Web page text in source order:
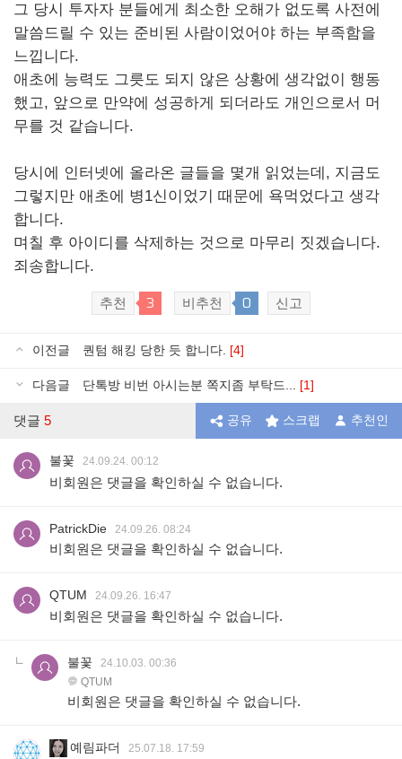
그 당시 투자자 분들에게 최소한 오해가 없도록 사전에
말씀드릴 수 있는 준비된 사람이었어야 하는 부족함을
느낍니다.
애초에 능력도 그릇도 되지 않은 상황에 생각없이 행동
했고, 앞으로 만약에 성공하게 되더라도 개인으로서 머
무를 것 같습니다.
당시에 인터넷에 올라온 글들을 몇개 읽었는데, 지금도
그렇지만 애초에 병1신이었기 때문에 욕먹었다고 생각
합니다.
며칠 후 아이디를 삭제하는 것으로 마무리 짓겠습니다.
죄송합니다.
추천 3 비추천 0 신고
이전글 퀀텀 해킹 당한 듯 합니다. [4]
다음글 단톡방 비번 아시는분 쪽지좀 부탁드... [1]
댓글 5 공유 스크랩 추천인
불꽃 24.09.24. 00:12
비회원은 댓글을 확인하실 수 없습니다.
PatrickDie 24.09.26. 08:24
비회원은 댓글을 확인하실 수 없습니다.
QTUM 24.09.26. 16:47
비회원은 댓글을 확인하실 수 없습니다.
불꽃
24.10.03. 00:36
QTUM
비회원은 댓글을 확인하실 수 없습니다.
예림파더 25.07.18. 17:59